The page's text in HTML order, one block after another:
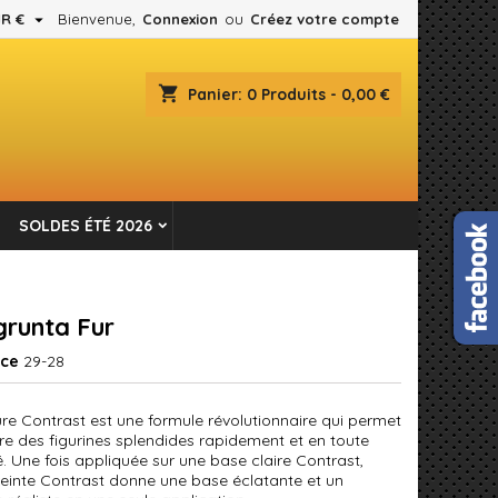
Bienvenue, Connexion ou Créez votre compte
€ 
shopping_cart Panier: 0 Produits - 0,00 €
SOLDES ÉTÉ 2026
Fur
29-28
Contrast est une formule révolutionnaire qui permet
des figurines splendides rapidement et en toute
Une fois appliquée sur une base claire Contrast,
Contrast donne une base éclatante et un